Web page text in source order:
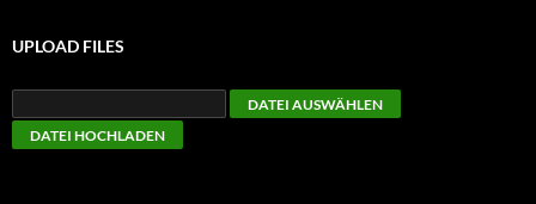
UPLOAD FILES